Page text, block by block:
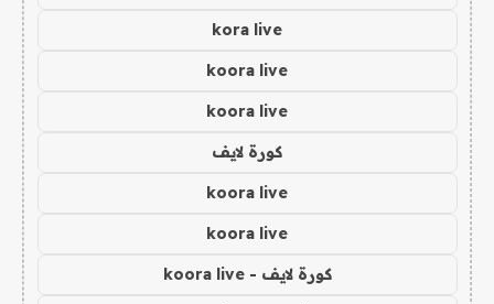
kora live
koora live
koora live
كورة لايف
koora live
koora live
كورة لايف - koora live